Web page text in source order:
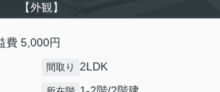
【外観】
費 5,000円
間取り 2LDK